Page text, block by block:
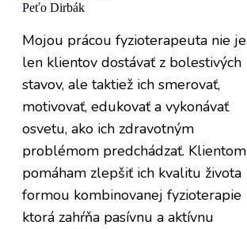
Peťo Dirbák
Mojou prácou fyzioterapeuta nie je
len klientov dostávať z bolestivých
stavov, ale taktiež ich smerovať,
motivovať, edukovať a vykonávať
osvetu, ako ich zdravotným
problémom predchádzať. Klientom
pomáham zlepšiť ich kvalitu života
formou kombinovanej fyzioterapie
ktorá zahŕňa pasívnu a aktívnu